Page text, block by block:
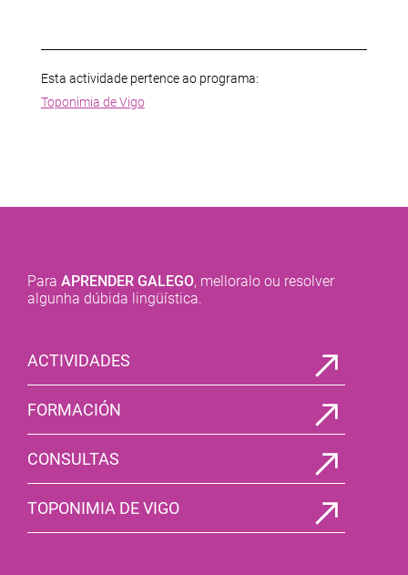
Esta actividade pertence ao programa:
Toponimia de Vigo
Para APRENDER GALEGO, melloralo ou resolver
algunha dúbida lingüística.
ACTIVIDADES
FORMACIÓN
CONSULTAS
TOPONIMIA DE VIGO